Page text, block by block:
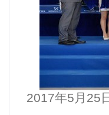
2017年5月25